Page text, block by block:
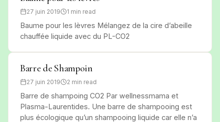
27 juin 2019 1 min read
Baume pour les lèvres Mélangez de la cire d’abeille
chauffée liquide avec du PL-CO2
Barre de Shampoin
27 juin 2019 2 min read
Barre de shampoing CO2 Par wellnessmama et
Plasma-Laurentides. Une barre de shampooing est
plus écologique qu’un shampooing liquide car elle n’a